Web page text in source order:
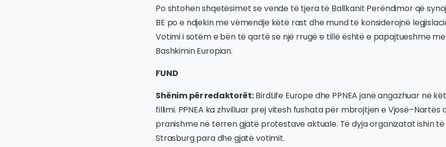
Po shtohen shqetësimet se vende të tjera të Ballkanit Perëndimor që
BE po e ndjekin me vëmendje këtë rast dhe mund të konsiderojnë
Votimi i sotëm e bën të qartë se një rrugë e tillë është e papajtueshme
Bashkimin Europian.
FUND
Shënim për redaktorët:BirdLife Europe dhe PPNEA janë angazhuar në
fillimi. PPNEA ka zhvilluar prej vitesh fushata për mbrojtjen e Vjosë–Nartës
pranishme në terren gjatë protestave aktuale. Të dyja organizatat ishin
Strasburg para dhe gjatë votimit.